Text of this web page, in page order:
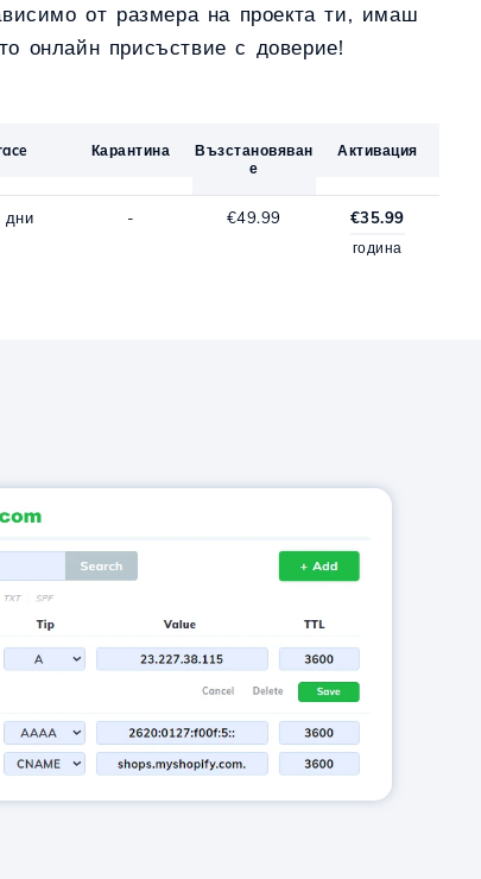
от размера на проекта ти, имаш
онлайн присъствие с доверие!
Карантина
Възстановяван
е
Активация
дни - €49.99 €35.99
година